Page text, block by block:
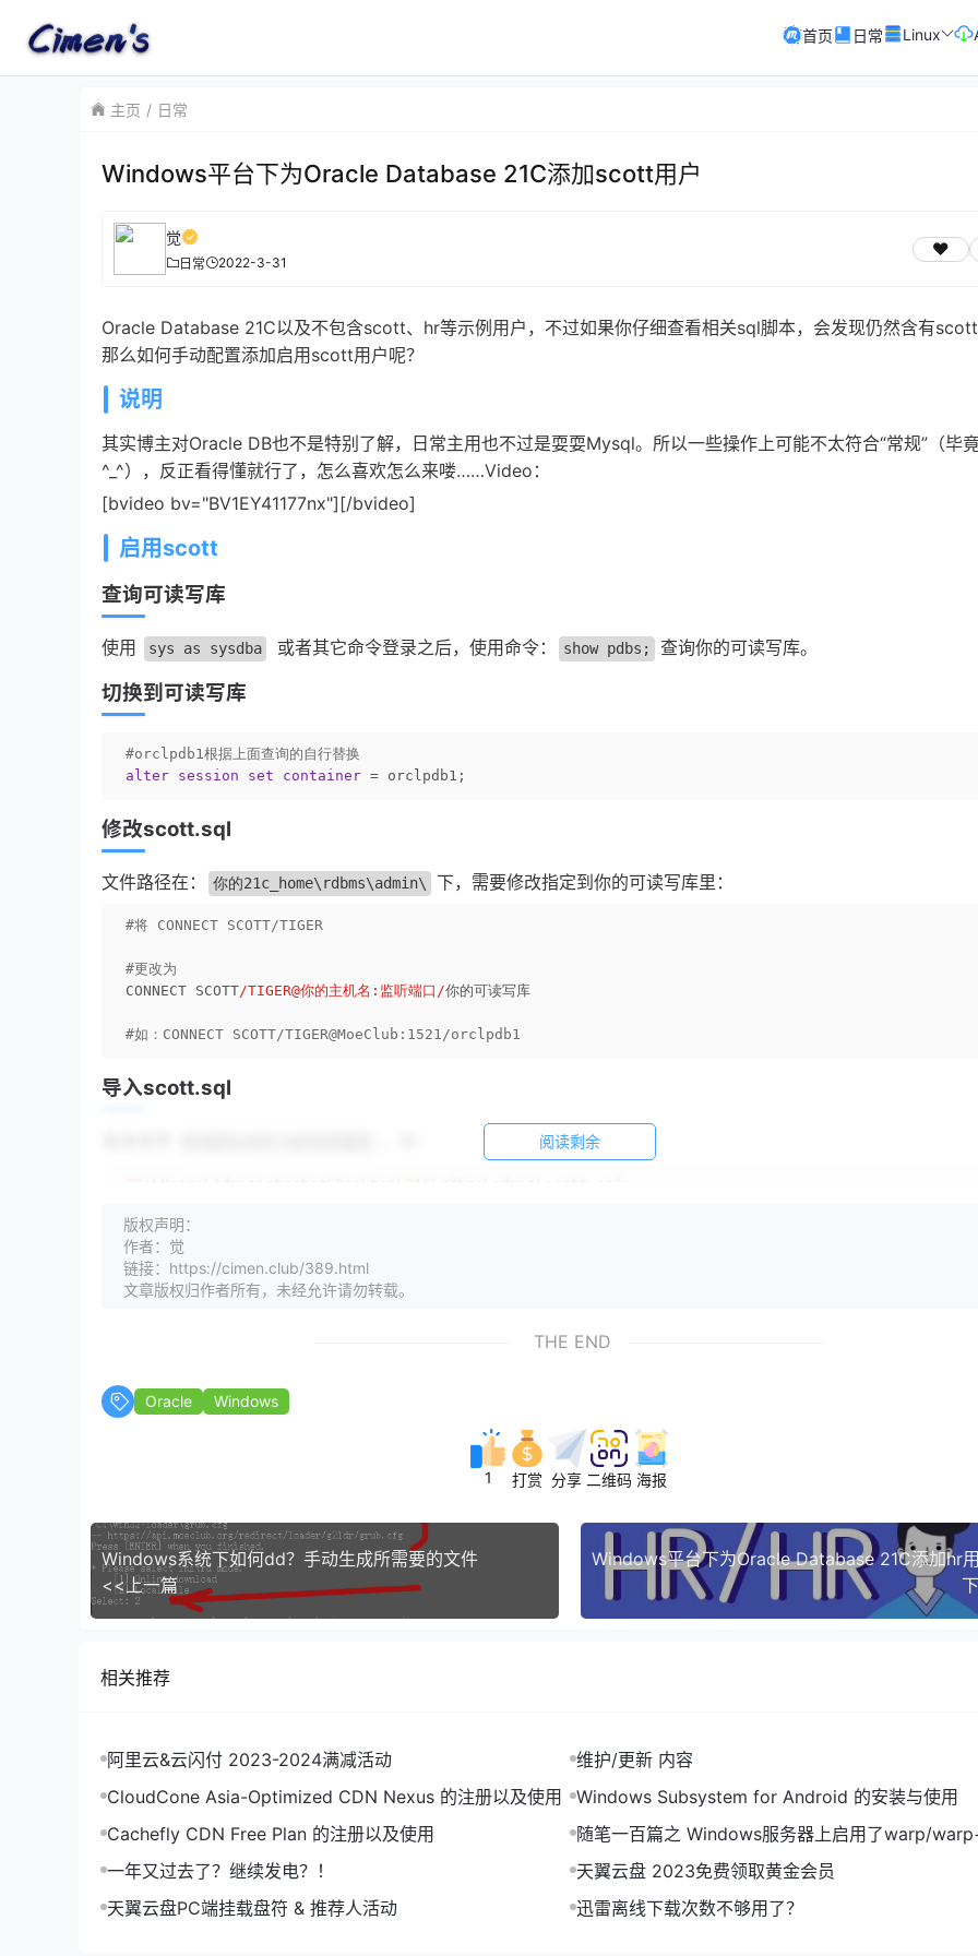
首页 日常 Linux
主页 日常
Windows平台下为Oracle Database 21C添加scott用户
觉
日常 2022-3-31
Oracle Database 21C以及不包含scott、hr等示例用户，不过如果你仔细查看相关sql脚本，会发现仍然含有
那么如何手动配置添加启用scott用户呢？
说明
其实博主对Oracle DB也不是特别了解，日常主用也不过是耍耍Mysql。所以一些操作上可能不太符合“常规”（毕
^_^），反正看得懂就行了，怎么喜欢怎么来喽……Video：
[bvideo bv="BV1EY41177nx"][/bvideo]
启用scott
查询可读写库
使用 sys as sysdba 或者其它命令登录之后，使用命令： show pdbs; 查询你的可读写库。
切换到可读写库
#orclpdb1根据上面查询的自行替换
alter session set container = orclpdb1;
修改scott.sql
文件路径在： 你的21c_home\rdbms\admin\ 下，需要修改指定到你的可读写库里：
#将 CONNECT SCOTT/TIGER
#更改为
CONNECT SCOTT/TIGER@你的主机名:监听端口/你的可读写库
#如：CONNECT SCOTT/TIGER@MoeClub:1521/orclpdb1
导入scott.sql
21
解锁scott
查询下当前用户： show user;
然后新开个窗口，或者直接当前窗口conn连接到sysdba上。再然后？对scott进行解锁：
account unlock;
解锁之后就可以正常使用scott账户了。(实际上已经是脚本里已经是解锁过了的，是可以直接登录使用的。这里只
碎碎念
关于scott登录
可以使用
阅读剩余
版权声明：
作者：觉
链接：https://cimen.club/389.html
文章版权归作者所有，未经允许请勿转载。
THE END
Oracle Windows
1 打赏 分享 二维码 海报
Windows系统下如何dd？手动生成所需要的文件
<<上一篇
相关推荐
阿里云&云闪付 2023-2024满减活动
维护/更新 内容
CloudCone Asia-Optimized CDN Nexus 的注册以及使用
Windows Subsystem for Android 的安装与使用
Cachefly CDN Free Plan 的注册以及使用
随笔一百篇之 Windows服务器上启用了warp/
外部网络无法通过RDP远程连接
一年又过去了？继续发电？！
天翼云盘 2023免费领取黄金会员
天翼云盘PC端挂载盘符 & 推荐人活动
迅雷离线下载次数不够用了？